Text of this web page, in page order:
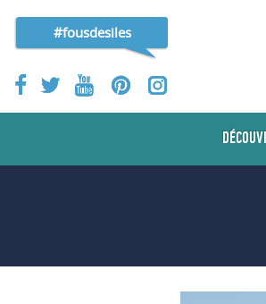
#fousdesiles